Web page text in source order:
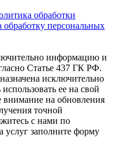
обработки
обработку персональных
информацию и
Статье 437 ГК РФ.
исключительно
ее на свой
внимание на обновления
точной
с нами по
услуг заполните форму